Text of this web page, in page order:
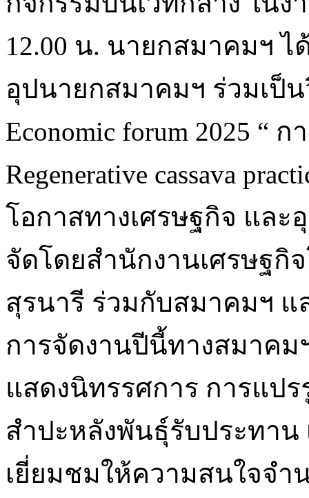
12.00 น. นายกสมาคมฯ
อุปนายกสมาคมฯ ร่วมเป็น
Economic forum 2025
Regenerative cassava
โอกาสทางเศรษฐกิจ แล
จัดโดยสำนักงานเศรษฐกิ
สุรนารี ร่วมกับสมาคมฯ แ
การจัดงานปีนี้ทางสมาค
แสดงนิทรรศการ การแป
สำปะหลังพันธุ์รับประทาน
เยี่ยมชมให้ความสนใจจ